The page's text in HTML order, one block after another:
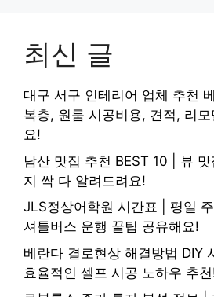
최신 글
대구 서구 인테리어 업체 추천
복층, 원룸 시공비용, 견적, 리
요!
남산 맛집 추천 BEST 10 | 뷰
지 싹 다 알려드려요!
JLS정상어학원 시간표 | 평일
셔틀버스 운행 꿀팁 공유해요!
베란다 결로현상 해결방법 DIY
효율적인 셀프 시공 노하우 추